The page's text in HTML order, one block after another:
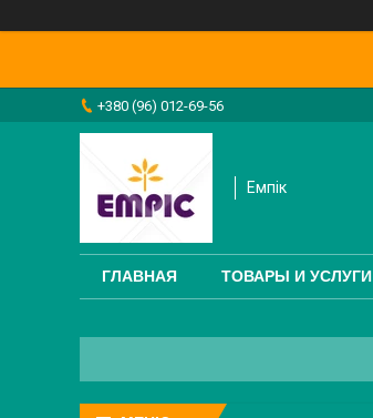
+380 (96) 012-69-56
Емпік
ГЛАВНАЯ ТОВАРЫ И УСЛУГИ